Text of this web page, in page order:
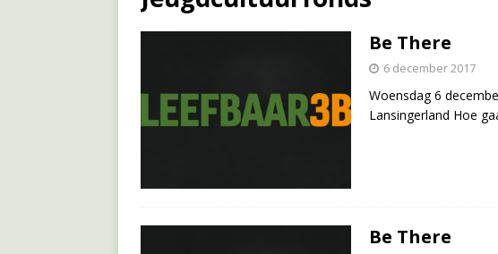
Be There
6 december 2017
Woensdag 6
Lansingerland Hoe
Be There